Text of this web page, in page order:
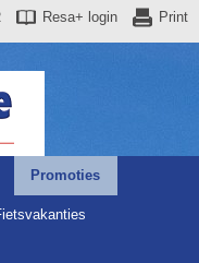
Print
Resa+ login
Promoties